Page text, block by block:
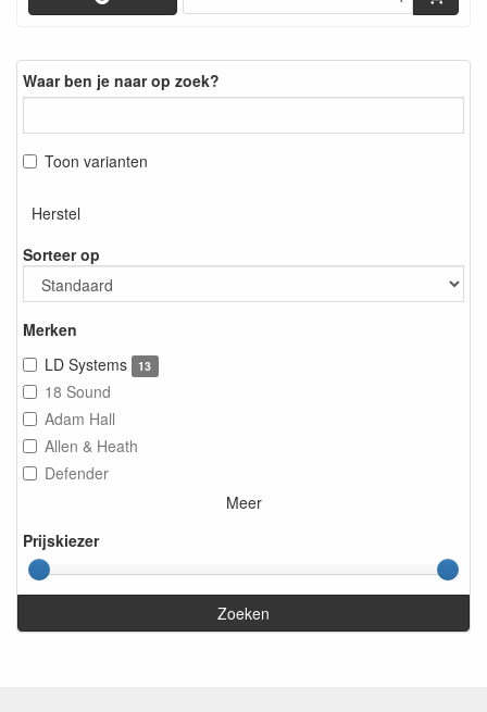
Waar ben je naar op zoek?
Toon varianten
Herstel
Sorteer op
Merken
LD Systems
13
18 Sound
Adam Hall
Allen & Heath
Defender
Meer
Prijskiezer
Zoeken